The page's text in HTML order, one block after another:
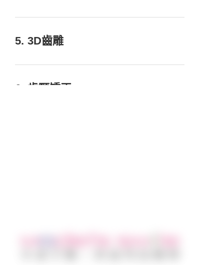
5. 3D齒雕
6 . 齒顎矯正